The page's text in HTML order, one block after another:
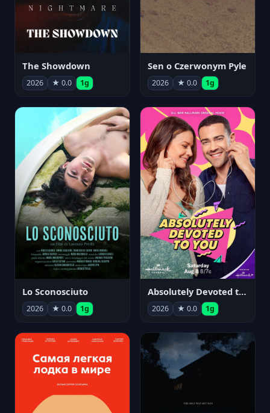
The Showdown
2026 ★ 0.0 1g
Sen o Czerwonym Pyle
2026 ★ 0.0 1g
Lo Sconosciuto
2026 ★ 0.0 1g
Absolutely Devoted to You
2026 ★ 0.0 1g